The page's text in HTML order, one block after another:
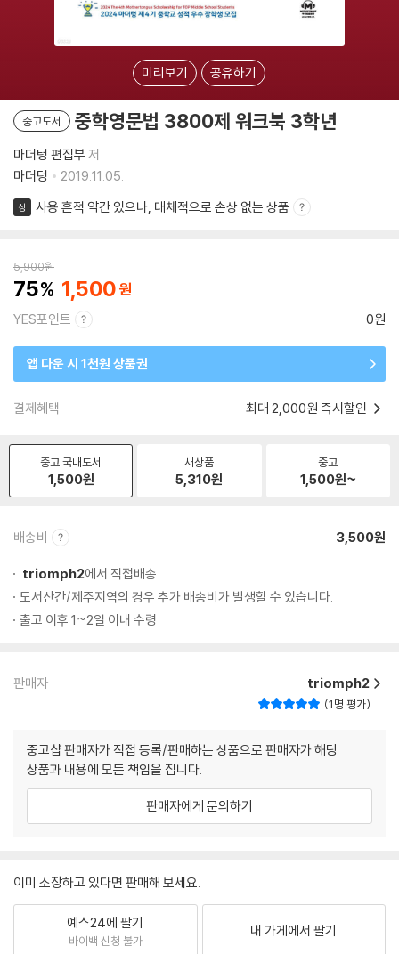
미리보기 공유하기
중고도서 중학영문법 3800제 워크북 3학년
마더텅 편집부 저
마더텅
2019.11.05.
상 사용 흔적 약간 있으나, 대체적으로 손상 없는 상품
5,900원
75 1,500
YES포인트 0원
앱 다운 시 1천원 상품권
결제혜택 최대 2,000원 즉시할인
중고 국내도서
1,500원
새상품
5,310원
중고
1,500원~
배송비 3,500원
triomph2에서 직접배송
도서산간/제주지역의 경우 추가 배송비가 발생할 수 있습니다.
출고 이후 1~2일 이내 수령
판매자 triomph2
1명 평가
중고샵 판매자가 직접 등록/판매하는 상품으로 판매자가 해당
상품과 내용에 모든 책임을 집니다.
판매자에게 문의하기
이미 소장하고 있다면 판매해 보세요.
예스24에 팔기
바이백 신청 불가
내 가게에서 팔기